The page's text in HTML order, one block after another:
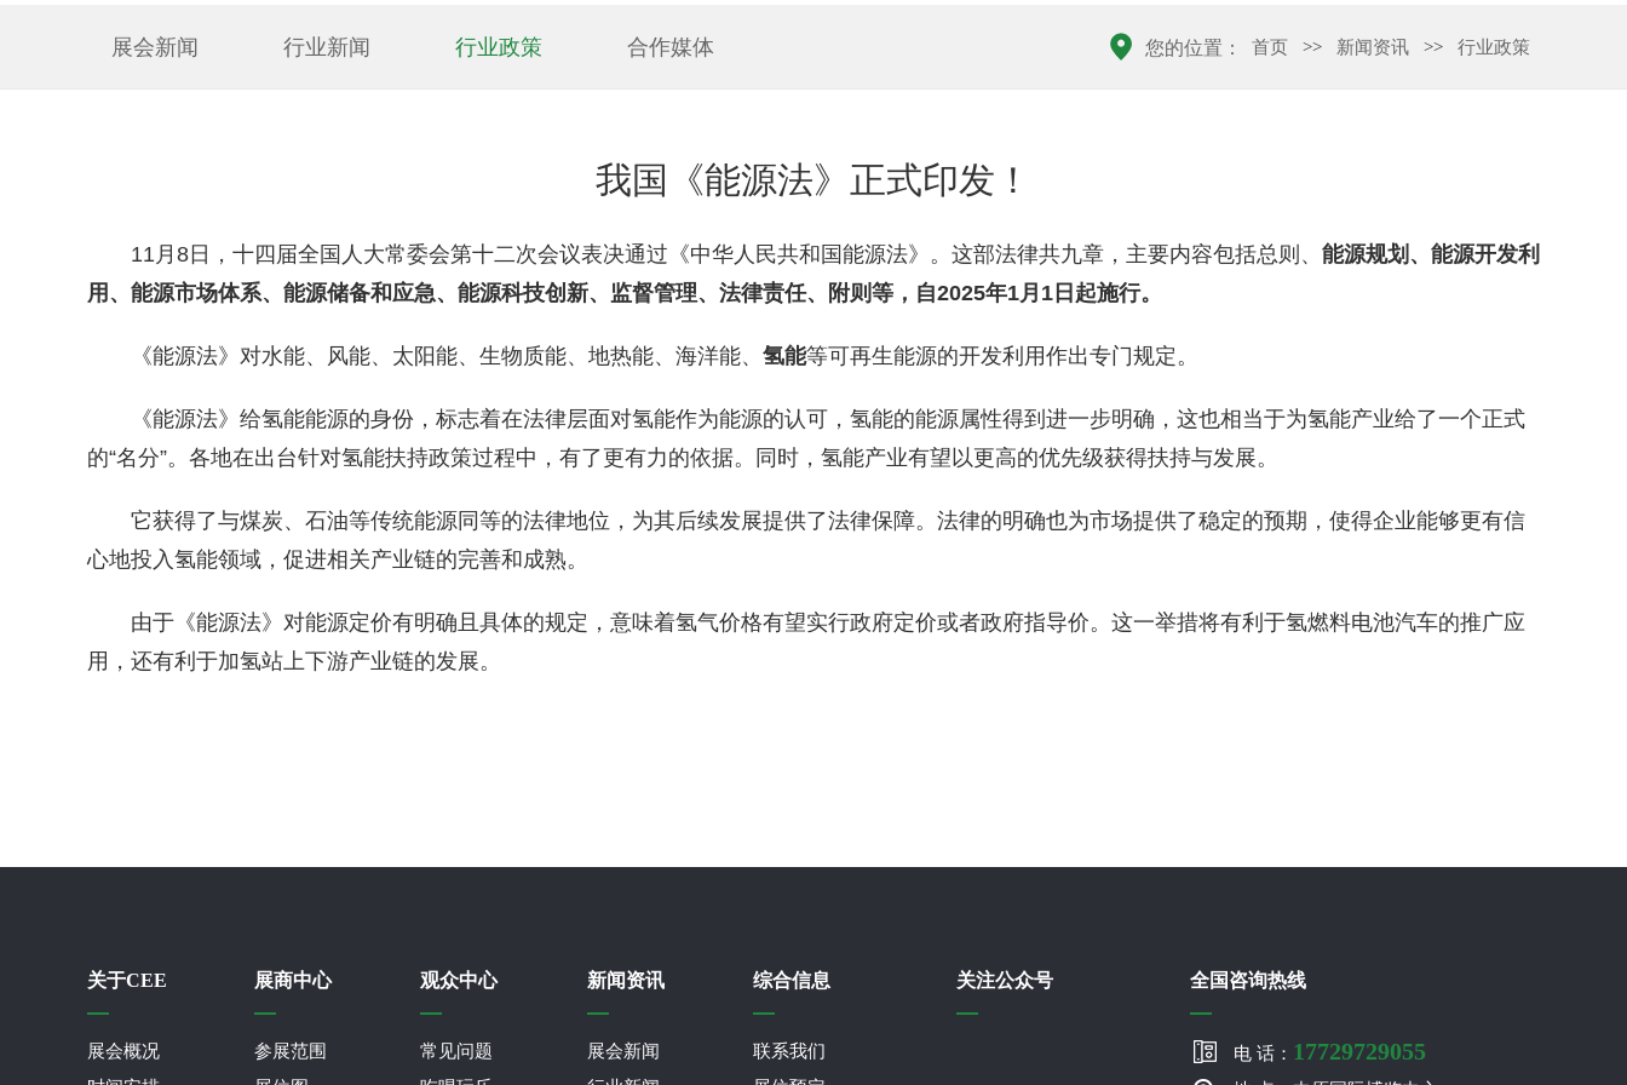
展会新闻 行业新闻 行业政策 合作媒体 您的位置： 首页 >> 新闻资讯 >> 行业政策
我国《能源法》正式印发！
11月8日，十四届全国人大常委会第十二次会议表决通过《中华人民共和国能源法》。这部法律共九章，主要内容包括总则、 能源规划、能源开发利
用、能源市场体系、能源储备和应急、能源科技创新、监督管理、法律责任、附则等， 自2025年1月1日起施行。
《能源法》对水能、风能、太阳能、生物质能、地热能、海洋能、 氢能等可再生能源的开发利用作出专门规定。
《能源法》给氢能能源的身份，标志着在法律层面对氢能作为能源的认可，氢能的能源属性得到进一步明确，这也相当于为氢能产业给了一个正式
的“名分”。各地在出台针对氢能扶持政策过程中，有了更有力的依据。同时，氢能产业有望以更高的优先级获得扶持与发展。
它获得了与煤炭、石油等传统能源同等的法律地位，为其后续发展提供了法律保障。法律的明确也为市场提供了稳定的预期，使得企业能够更有信
心地投入氢能领域，促进相关产业链的完善和成熟。
由于《能源法》对能源定价有明确且具体的规定，意味着氢气价格有望实行政府定价或者政府指导价。这一举措将有利于氢燃料电池汽车的推广应
用，还有利于加氢站上下游产业链的发展。
关于CEE
展会概况
展商中心
参展范围
观众中心
常见问题
新闻资讯
展会新闻
综合信息
联系我们
关注公众号 全国咨询热线
电 话： 17729729055